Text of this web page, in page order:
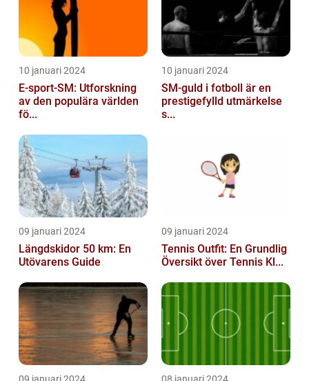
10 januari 2024
E-sport-SM: Utforskning
av den populära världen
fö...
10 januari 2024
SM-guld i fotboll är en
prestigefylld utmärkelse
s...
09 januari 2024
Längdskidor 50 km: En
Utövarens Guide
09 januari 2024
Tennis Outfit: En Grundlig
Översikt över Tennis Kl...
09 januari 2024 08 januari 2024